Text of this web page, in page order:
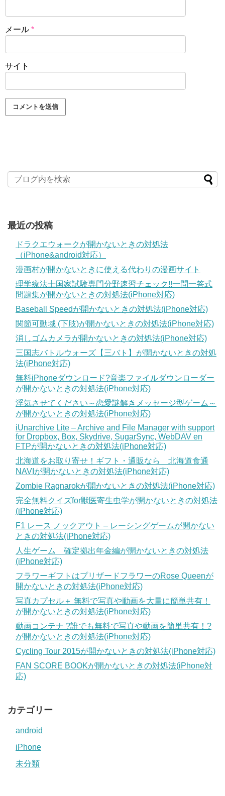
メール *
サイト
最近の投稿
ドラクエウォークが開かないときの対処法
（iPhone&android対応）
漫画村が開かないときに使える代わりの漫画サイト
理学療法士国家試験専門分野速習チェック!!一問一答式
問題集が開かないときの対処法(iPhone対応)
Baseball Speedが開かないときの対処法(iPhone対応)
関節可動域 (下肢)が開かないときの対処法(iPhone対応)
消しゴムカメラが開かないときの対処法(iPhone対応)
三国志バトルウォーズ【三バト】が開かないときの対処
法(iPhone対応)
無料iPhoneダウンロード?音楽ファイルダウンローダー
が開かないときの対処法(iPhone対応)
浮気させてください～恋愛謎解きメッセージ型ゲーム～
が開かないときの対処法(iPhone対応)
iUnarchive Lite – Archive and File Manager with support
for Dropbox, Box, Skydrive, SugarSync, WebDAV en
FTPが開かないときの対処法(iPhone対応)
北海道をお取り寄せ！ギフト・通販なら 北海道食通
NAVIが開かないときの対処法(iPhone対応)
Zombie Ragnarokが開かないときの対処法(iPhone対応)
完全無料クイズfor獣医寄生虫学が開かないときの対処法
(iPhone対応)
F1 レース ノックアウト – レーシングゲームが開かない
ときの対処法(iPhone対応)
人生ゲーム 確定拠出年金編が開かないときの対処法
(iPhone対応)
フラワーギフトはプリザードフラワーのRose Queenが
開かないときの対処法(iPhone対応)
写真カプセル＋ 無料で写真や動画を大量に簡単共有！
が開かないときの対処法(iPhone対応)
動画コンテナ ?誰でも無料で写真や動画を簡単共有！?
が開かないときの対処法(iPhone対応)
Cycling Tour 2015が開かないときの対処法(iPhone対応)
FAN SCORE BOOKが開かないときの対処法(iPhone対
応)
カテゴリー
android
iPhone
未分類